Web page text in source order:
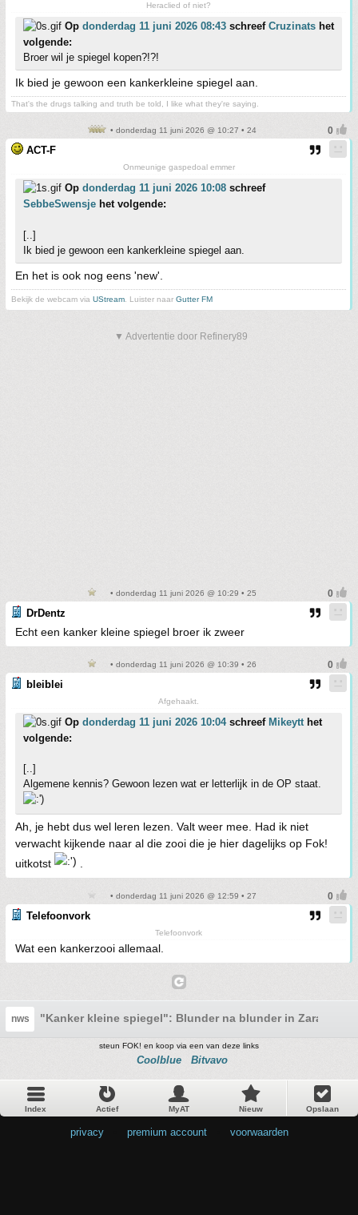
Heraclied of niet?
Op donderdag 11 juni 2026 08:43 schreef Cruzinats het
volgende:
Broer wil je spiegel kopen?!?!
Ik bied je gewoon een kankerkleine spiegel aan.
That's the drugs talking and truth be told, I like what they're saying.
• donderdag 11 juni 2026 @ 10:27 • 24
ACT-F
Onmeunige gaspedoal emmer
Op donderdag 11 juni 2026 10:08 schreef
SebbeSwensje het volgende:
[..]
Ik bied je gewoon een kankerkleine spiegel aan.
En het is ook nog eens 'new'.
Bekijk de webcam via UStream. Luister naar Gutter FM
▼ Advertentie door Refinery89
• donderdag 11 juni 2026 @ 10:29 • 25
DrDentz
Echt een kanker kleine spiegel broer ik zweer
• donderdag 11 juni 2026 @ 10:39 • 26
bleiblei
Afgehaakt.
Op donderdag 11 juni 2026 10:04schreef Mikeytthet
volgende:
[..]
Algemene kennis? Gewoon lezen wat er letterlijk in de OP staat.
Ah, je hebt dus wel leren lezen. Valt weer mee. Had ik niet
verwacht kijkende naar al die zooi die je hier dagelijks op Fok!
uitkotst
.
• donderdag 11 juni 2026 @ 12:59 • 27
Telefoonvork
Telefoonvork
Wat een kankerzooi allemaal.
nws "Kanker kleine spiegel": Blunder na blunder in Zara-
steun FOK! en koop via een van deze links
Coolblue Bitvavo
Index Actief MyAT Nieuw Opslaan
privacy premium account voorwaarden